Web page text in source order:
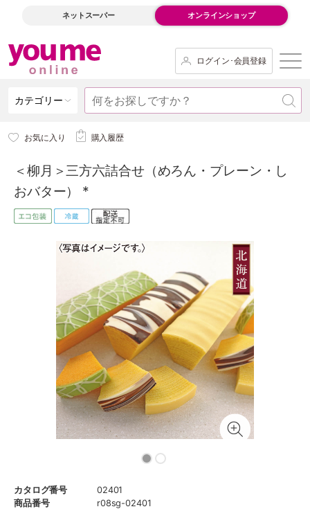
ネットスーパー オンラインショップ
ログイン･会員登録
カテゴリー
お気に入り 購入履歴
＜柳月＞三方六詰合せ（めろん・プレーン・し
おバター） *
カタログ番号
02401
商品番号
r08sg-02401